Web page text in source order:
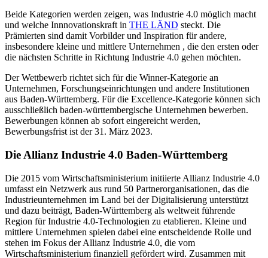
Beide Kategorien werden zeigen, was Industrie 4.0 möglich macht
und welche Innnovationskraft in THE LÄND steckt. Die
Prämierten sind damit Vorbilder und Inspiration für andere,
insbesondere kleine und mittlere Unternehmen , die den ersten oder
die nächsten Schritte in Richtung Industrie 4.0 gehen möchten.
Der Wettbewerb richtet sich für die Winner-Kategorie an
Unternehmen, Forschungseinrichtungen und andere Institutionen
aus Baden-Württemberg. Für die Excellence-Kategorie können sich
ausschließlich baden-württembergische Unternehmen bewerben.
Bewerbungen können ab sofort eingereicht werden,
Bewerbungsfrist ist der 31. März 2023.
Die Allianz Industrie 4.0 Baden-Württemberg
Die 2015 vom Wirtschaftsministerium initiierte Allianz Industrie 4.0
umfasst ein Netzwerk aus rund 50 Partnerorganisationen, das die
Industrieunternehmen im Land bei der Digitalisierung unterstützt
und dazu beiträgt, Baden-Württemberg als weltweit führende
Region für Industrie 4.0-Technologien zu etablieren. Kleine und
mittlere Unternehmen spielen dabei eine entscheidende Rolle und
stehen im Fokus der Allianz Industrie 4.0, die vom
Wirtschaftsministerium finanziell gefördert wird. Zusammen mit